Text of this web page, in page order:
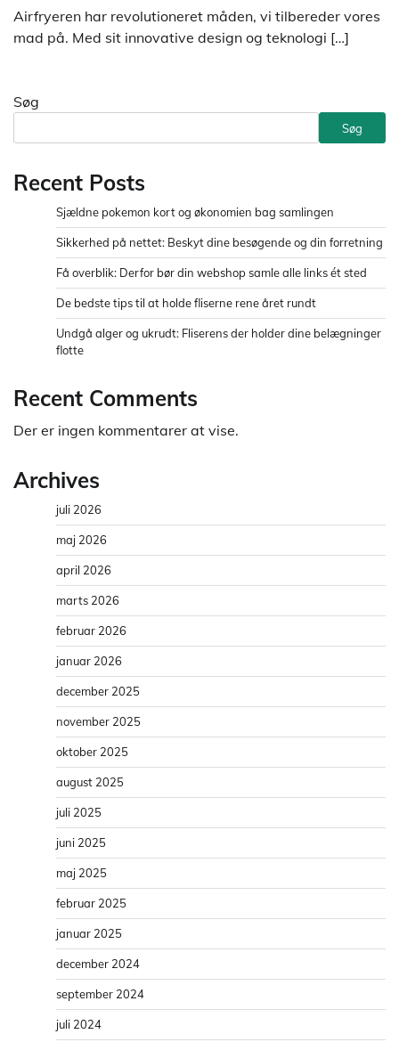
Airfryeren har revolutioneret måden, vi tilbereder vores
mad på. Med sit innovative design og teknologi […]
Søg
Søg
Recent Posts
Sjældne pokemon kort og økonomien bag samlingen
Sikkerhed på nettet: Beskyt dine besøgende og din forretning
Få overblik: Derfor bør din webshop samle alle links ét sted
De bedste tips til at holde fliserne rene året rundt
Undgå alger og ukrudt: Fliserens der holder dine belægninger
flotte
Recent Comments
Der er ingen kommentarer at vise.
Archives
juli 2026
maj 2026
april 2026
marts 2026
februar 2026
januar 2026
december 2025
november 2025
oktober 2025
august 2025
juli 2025
juni 2025
maj 2025
februar 2025
januar 2025
december 2024
september 2024
juli 2024